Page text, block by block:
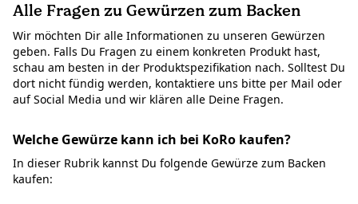
Alle Fragen zu Gewürzen zum Backen
Wir möchten Dir alle Informationen zu unseren Gewürzen
geben. Falls Du Fragen zu einem konkreten Produkt hast,
schau am besten in der Produktspezifikation nach. Solltest Du
dort nicht fündig werden, kontaktiere uns bitte per Mail oder
auf Social Media und wir klären alle Deine Fragen.
Welche Gewürze kann ich bei KoRo kaufen?
In dieser Rubrik kannst Du folgende Gewürze zum Backen
kaufen: